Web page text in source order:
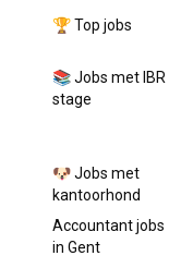
🏆 Top jobs
📚 Jobs met IBR
stage
🐶 Jobs met
kantoorhond
Accountantjobs
in Gent